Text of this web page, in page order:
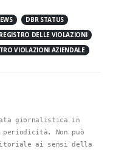
DBR STATUS
REGISTRO DELLE VIOLAZIONI
VIOLAZIONI AZIENDALE
giornalistica in
periodicità. Non può
ai sensi della